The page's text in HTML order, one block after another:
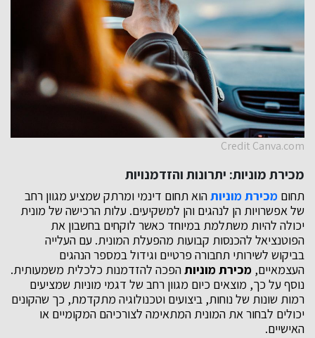
Credit Canva.com
מכירת מוניות: יתרונות והזדמנויות
תחום מכירת מוניותהוא תחום דינמי ומרתק שמציע מגוון רחב
של אפשרויות הן לנהגים והן למשקיעים. עלות הרכישה של מונית
יכולה להיות משתלמת במיוחד כאשר לוקחים בחשבון את
הפוטנציאל להכנסות קבועות מהפעלת המונית. עם העלייה
בביקוש לשירותי תחבורה פרטיים וגידול במספר הנהגים
העצמאיים, מכירת מוניותהפכה להזדמנות כלכלית משמעותית.
נוסף על כך, מוצאים כיום מגוון רחב של דגמי מוניות שמציעים
רמות שונות של נוחות, ביצועים וטכנולוגיה מתקדמת, כך שהקונים
יכולים לבחור את המונית המתאימה לצורכיהם המקומיים או
האישיים.